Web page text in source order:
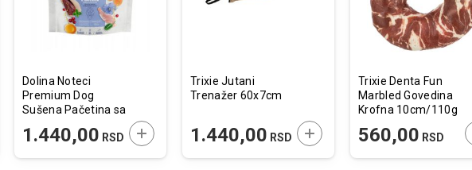
U KORPU
Dolina Noteci
Premium Dog
Sušena Pačetina sa
1.440,00 RSD DODAJTE U KORPU
Trixie Jutani
Trenažer 60x7cm
1.440,00 RSD DODAJTE U KORPU
Trixie Denta Fun
Marbled Govedina
Krofna 10cm/110g
560,00 RSD